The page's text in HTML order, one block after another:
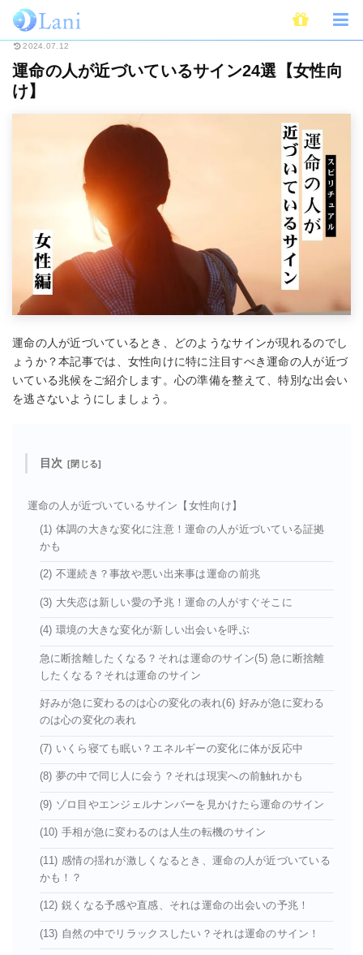
ホーム スピリチュアル 運命の人が近づいているサイン24選【女性向け】
2024.07.12
運命の人が近づいているサイン24選【女性向
け】
運命の人が近づいているとき、どのようなサインが現れるのでし
ょうか？本記事では、女性向けに特に注目すべき運命の人が近づ
いている兆候をご紹介します。心の準備を整えて、特別な出会い
を逃さないようにしましょう。
目次
運命の人が近づいているサイン【女性向け】
(1) 体調の大きな変化に注意！運命の人が近づいている証拠
かも
(2) 不運続き？事故や悪い出来事は運命の前兆
(3) 大失恋は新しい愛の予兆！運命の人がすぐそこに
(4) 環境の大きな変化が新しい出会いを呼ぶ
急に断捨離したくなる？それは運命のサイン(5) 急に断捨離
したくなる？それは運命のサイン
好みが急に変わるのは心の変化の表れ(6) 好みが急に変わる
のは心の変化の表れ
(7) いくら寝ても眠い？エネルギーの変化に体が反応中
(8) 夢の中で同じ人に会う？それは現実への前触れかも
(9) ゾロ目やエンジェルナンバーを見かけたら運命のサイン
(10) 手相が急に変わるのは人生の転機のサイン
(11) 感情の揺れが激しくなるとき、運命の人が近づいている
かも！？
(12) 鋭くなる予感や直感、それは運命の出会いの予兆！
(13) 自然の中でリラックスしたい？それは運命のサイン！